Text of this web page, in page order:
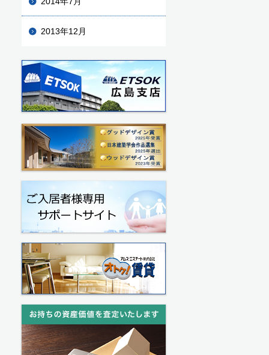
2013年12月